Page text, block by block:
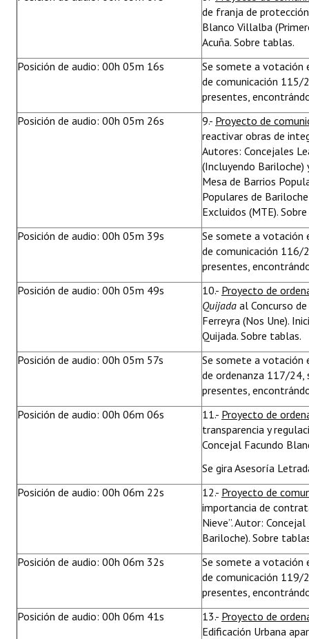
de franja de
Blanco Villalba
Acuña. Sobre tablas.
Posición de audio: 00h 05m 16s
Se somete a
de comunicación 115/
presentes,
Posición de audio: 00h 05m 26s
9.- Proyecto de
reactivar obras de
Autores: Concejales
(Incluyendo Bariloche)
Mesa de Barrios
Populares de
Excluidos (MTE).
Posición de audio: 00h 05m 39s
Se somete a
de comunicación 116/
presentes,
Posición de audio: 00h 05m 49s
10.- Proyecto de
Quijada al Concurso
Ferreyra (Nos Une).
Quijada. Sobre tablas.
Posición de audio: 00h 05m 57s
Se somete a
de ordenanza 117/24,
presentes,
Posición de audio: 00h 06m 06s
11.- Proyecto de
transparencia y
Concejal Facundo
Se gira Asesoría
Posición de audio: 00h 06m 22s
12.- Proyecto de
importancia de
Nieve”. Autor:
Bariloche). Sobre
Posición de audio: 00h 06m 32s
Se somete a
de comunicación 119/
presentes,
Posición de audio: 00h 06m 41s
13.- Proyecto de
Edificación Urbana